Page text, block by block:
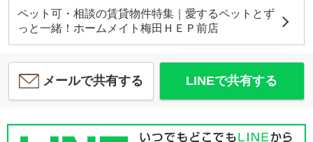
ペット可・相談の賃貸物件特集｜愛するペットとず
っと一緒！ホームメイト梅田ＨＥＰ前店
メールで共有する LINEで共有する